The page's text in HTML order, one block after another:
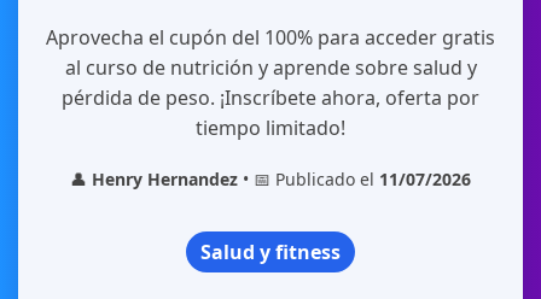
Aprovecha el cupón del 100% para acceder gratis
al curso de nutrición y aprende sobre salud y
pérdida de peso. ¡Inscríbete ahora, oferta por
tiempo limitado!
👤 Henry Hernandez • 📅 Publicado el 11/07/2026
Salud y fitness